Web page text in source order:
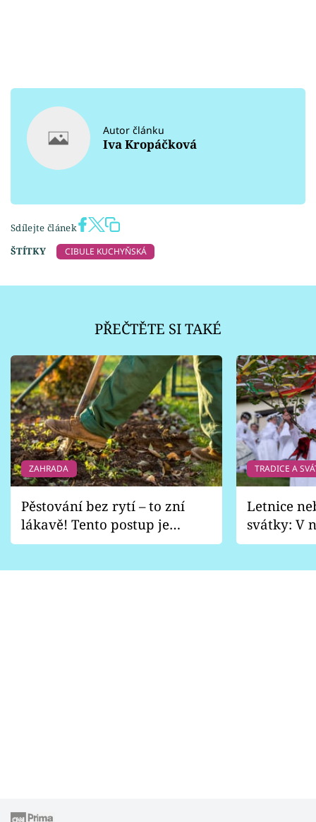
Autor článku
Iva Kropáčková
Sdílejte článek
ŠTÍTKY
CIBULE KUCHYŇSKÁ
PŘEČTĚTE SI TAKÉ
ZAHRADA
Pěstování bez rytí – to zní
lákavě! Tento postup je
vhodný jen pro některé
TRADICE A
Letnice
svátky: V
pondělí